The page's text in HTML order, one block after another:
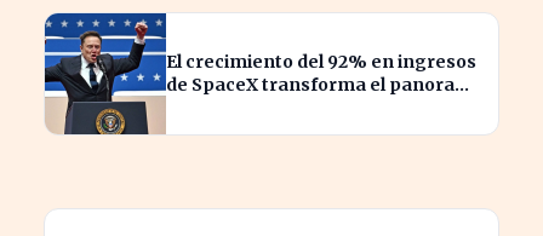
El crecimiento del 92% en ingresos
de SpaceX transforma el panorama